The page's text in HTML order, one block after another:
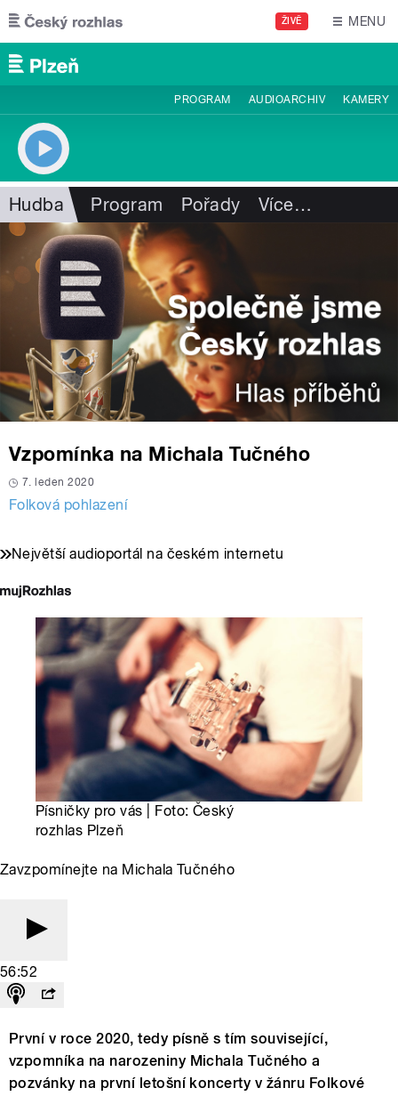
Přejít k hlavnímu obsahu
ŽIVĚ MENU
PROGRAM AUDIOARCHIV KAMERY
Hudba Program Pořady Více…
Vzpomínka na Michala Tučného
7. leden 2020
Folková pohlazení
Největší audioportál na českém internetu
Písničky pro vás | Foto: Český
rozhlas Plzeň
Zavzpomínejte na Michala Tučného
56:52
První v roce 2020, tedy písně s tím související,
vzpomníka na narozeniny Michala Tučného a
pozvánky na první letošní koncerty v žánru Folkové